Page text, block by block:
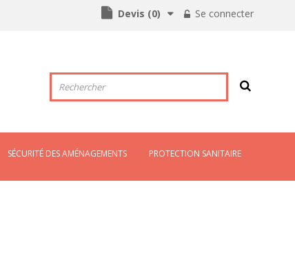
Se connecter
Devis (0)
SÉCURITÉ DES AMÉNAGEMENTS PROTECTION SANITAIRE